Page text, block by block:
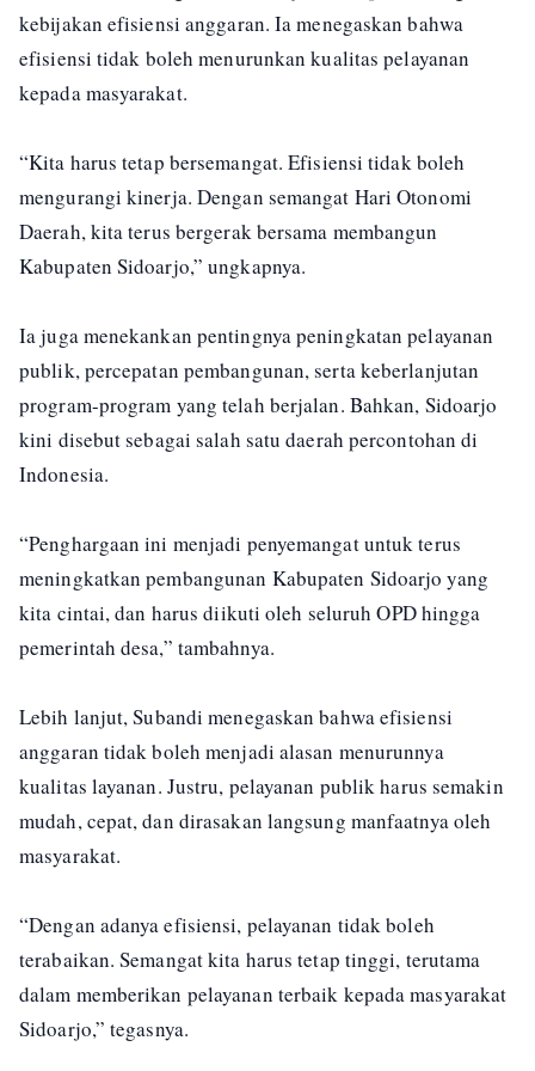
kebijakan efisiensi anggaran. Ia menegaskan bahwa
efisiensi tidak boleh menurunkan kualitas pelayanan
kepada masyarakat.
“Kita harus tetap bersemangat. Efisiensi tidak boleh
mengurangi kinerja. Dengan semangat Hari Otonomi
Daerah, kita terus bergerak bersama membangun
Kabupaten Sidoarjo,” ungkapnya.
Ia juga menekankan pentingnya peningkatan pelayanan
publik, percepatan pembangunan, serta keberlanjutan
program-program yang telah berjalan. Bahkan, Sidoarjo
kini disebut sebagai salah satu daerah percontohan di
Indonesia.
“Penghargaan ini menjadi penyemangat untuk terus
meningkatkan pembangunan Kabupaten Sidoarjo yang
kita cintai, dan harus diikuti oleh seluruh OPD hingga
pemerintah desa,” tambahnya.
Lebih lanjut, Subandi menegaskan bahwa efisiensi
anggaran tidak boleh menjadi alasan menurunnya
kualitas layanan. Justru, pelayanan publik harus semakin
mudah, cepat, dan dirasakan langsung manfaatnya oleh
masyarakat.
“Dengan adanya efisiensi, pelayanan tidak boleh
terabaikan. Semangat kita harus tetap tinggi, terutama
dalam memberikan pelayanan terbaik kepada masyarakat
Sidoarjo,” tegasnya.